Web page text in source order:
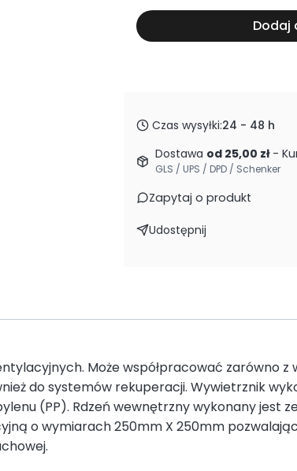
Dodaj
Czas wysyłki:24 - 48 h
Dostawa od 25,00 zł -
GLS / UPS / DPD / Schenker
Zapytaj o produkt
Udostępnij
Może współpracować zarówno z
do systemów rekuperacji. Wywietrznik
(PP). Rdzeń wewnętrzny wykonany jest
o wymiarach 250mm X 250mm